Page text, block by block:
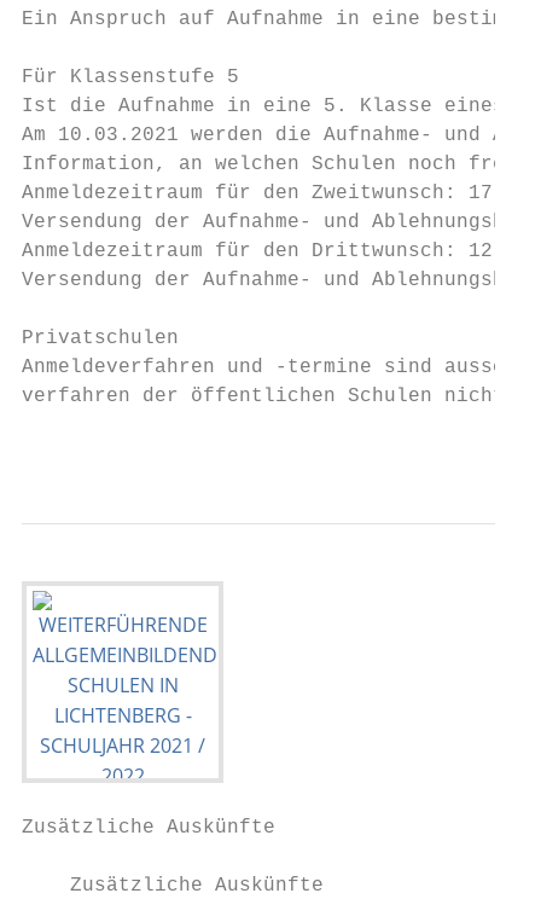
Ein Anspruch auf Aufnahme in eine
Für Klassenstufe 5
Ist die Aufnahme in eine 5. Klasse eines
Am 10.03.2021 werden die Aufnahme- und
Information, an welchen Schulen noch
Anmeldezeitraum für den Zweitwunsch:
Versendung der Aufnahme- und
Anmeldezeitraum für den Drittwunsch:
Versendung der Aufnahme- und
Privatschulen
Anmeldeverfahren und -termine sind
verfahren der öffentlichen Schulen nicht
Zusätzliche Auskünfte
    Zusätzliche Auskünfte